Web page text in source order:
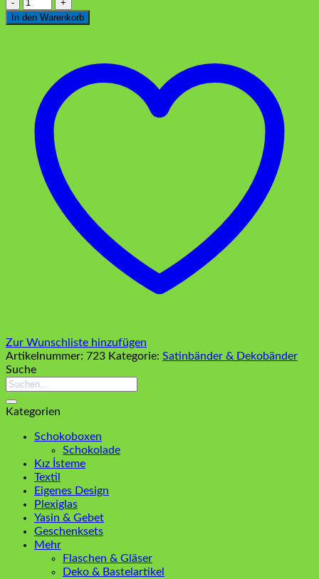
Flieder
2
In den Warenkorb
Zur Wunschliste hinzufügen
Artikelnummer: 723 Kategorie: Satinbänder & Dekobänder
Suche
Suchen
Kategorien
Schokoboxen
Schokolade
Kız İsteme
Textil
Eigenes Design
Plexiglas
Yasin & Gebet
Geschenksets
Mehr
Flaschen & Gläser
Deko & Bastelartikel